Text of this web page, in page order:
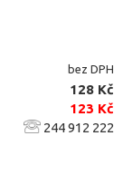
bez DPH
128 Kč
123 Kč
244 912 222